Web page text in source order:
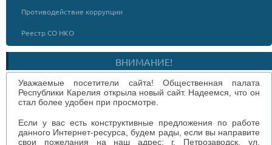
Противодействие коррупции
Реестр СО НКО
ВНИМАНИЕ!
Уважаемые посетители сайта! Общественная палата
Республики Карелия открыла новый сайт. Надеемся, что он
стал более удобен при просмотре.
Если у вас есть конструктивные предложения по работе
данного Интернет-ресурса, будем рады, если вы направите
свои пожелания на наш адрес: г. Петрозаводск, ул.